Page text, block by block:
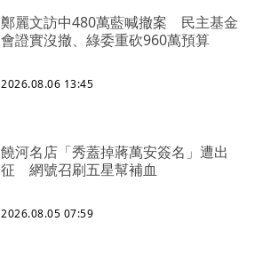
鄭麗文訪中480萬藍喊撤案 民主基金
會證實沒撤、綠委重砍960萬預算
2026.08.06 13:45
饒河名店「秀蓋掉蔣萬安簽名」遭出
征 網號召刷五星幫補血
2026.08.05 07:59